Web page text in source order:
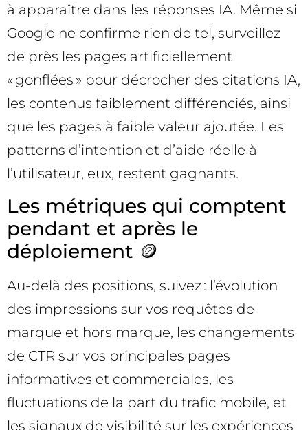
à apparaître dans les réponses IA. Même si
Google ne confirme rien de tel, surveillez
de près les pages artificiellement
« gonflées » pour décrocher des citations IA,
les contenus faiblement différenciés, ainsi
que les pages à faible valeur ajoutée. Les
patterns d’intention et d’aide réelle à
l’utilisateur, eux, restent gagnants.
Les métriques qui comptent
pendant et après le
déploiement 🪙
Au-delà des positions, suivez : l’évolution
des impressions sur vos requêtes de
marque et hors marque, les changements
de CTR sur vos principales pages
informatives et commerciales, les
fluctuations de la part du trafic mobile, et
les signaux de visibilité sur les expériences